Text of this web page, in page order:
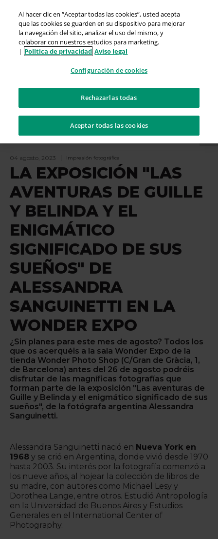
Agenda Buscar
04 agosto, 2023 Impresión fotográfica
LA EXPOSICIÓN "LAS
AVENTURAS DE GUILLE
Y BELINDA Y EL
ENIGMÁTICO
SIGNIFICADO DE SUS
SUEÑOS" DE
ALESSANDRA
SANGUINETTI EN LA
WONDER EXPO
¿Sin planes para este mes de agosto? Todos los
que os acerquéis a la sala Wonder Expo de la
tienda Wonder Photo Shop (C/Gran de Gràcia, 1,
de Barcelona) antes del 26 de agosto podréis
disfrutar de las magníficas fotografías que
forman parte de la exposición "Las aventuras de
Guille y Belinda y el enigmático significado de sus
sueños", de la fotógrafa argentina Alessandra
Sanguinetti.
Alessandra Sanguinetti nació en Nueva York en
1968 y se crió en Argentina, donde vivió desde 1970
hasta 2003. Su interés por la fotografía comenzó a
los nueve años, al hojear la colección de libros de
su madre, con autores como Michael Lesy y
Dorothea Lange, entre otros. Estudió Antropología
en la Universidad de Buenos Aires y Estudios
Generales en el International Center of
Photography.
Al hacer clic en “Aceptar todas las cookies”, usted acepta
que las cookies se guarden en su dispositivo para mejorar
la navegación del sitio, analizar el uso del mismo, y
colaborar con nuestros estudios para marketing.
| Política de privacidad Aviso legal
Configuración de cookies
Rechazarlas todas
Aceptar todas las cookies